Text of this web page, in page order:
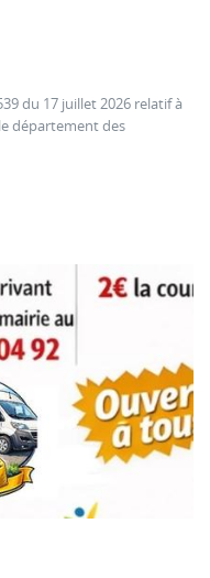
du 17 juillet 2026 relatif à
département des